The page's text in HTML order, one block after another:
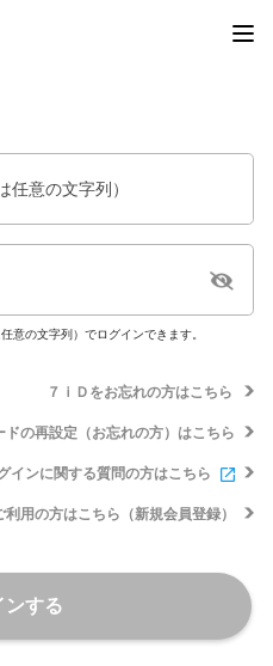
任意の文字列）
意の文字列）でログインできます。
７ｉＤをお忘れの方はこちら
ドの再設定（お忘れの方）はこちら
インに関する質問の方はこちら
利用の方はこちら（新規会員登録）
ンする